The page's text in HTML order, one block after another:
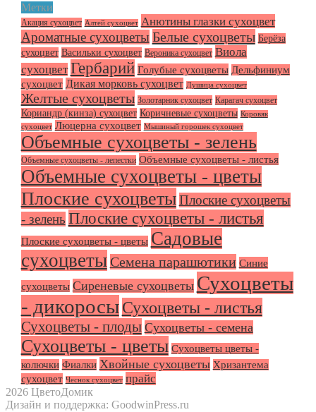
Метки
Акация сухоцвет Алтей сухоцвет Анютины глазки сухоцвет
Ароматные сухоцветы Белые сухоцветы Берёза
сухоцвет Васильки сухоцвет Вероника сухоцвет Виола
сухоцвет Гербарий Голубые сухоцветы Дельфиниум
сухоцвет Дикая морковь сухоцвет Душица сухоцвет
Желтые сухоцветы Золотарник сухоцвет Карагач сухоцвет
Кориандр (кинза) сухоцвет Коричневые сухоцветы Коровяк
сухоцвет Люцерна сухоцвет Мышиный горошек сухоцвет
Объемные сухоцветы - зелень
Объемные сухоцветы - лепестки Объемные сухоцветы - листья
Объемные сухоцветы - цветы
Плоские сухоцветы Плоские сухоцветы
- зелень Плоские сухоцветы - листья
Плоские сухоцветы - цветы Садовые
сухоцветы Семена парашютики Синие
сухоцветы Сиреневые сухоцветы Сухоцветы
- дикоросы Сухоцветы - листья
Сухоцветы - плоды Сухоцветы - семена
Сухоцветы - цветы Сухоцветы цветы -
колючки Фиалки Хвойные сухоцветы Хризантема
сухоцвет Чеснок сухоцвет прайс
2026 ЦветоДомик
Дизайн и поддержка: GoodwinPress.ru